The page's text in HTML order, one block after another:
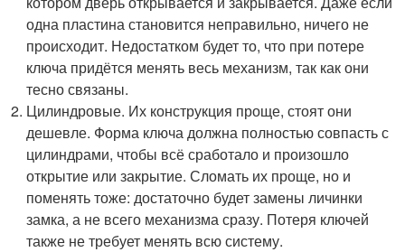
одна пластина становится неправильно, ничего не
происходит. Недостатком будет то, что при потере
ключа придётся менять весь механизм, так как они
тесно связаны.
Цилиндровые. Их конструкция проще, стоят они
дешевле. Форма ключа должна полностью совпасть с
цилиндрами, чтобы всё сработало и произошло
открытие или закрытие. Сломать их проще, но и
поменять тоже: достаточно будет замены личинки
замка, а не всего механизма сразу. Потеря ключей
также не требует менять всю систему.